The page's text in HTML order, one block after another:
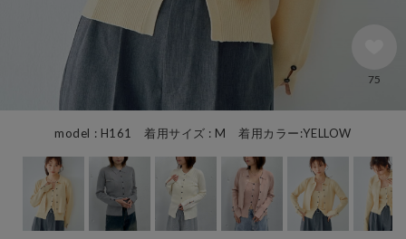
model : H161 着用サイズ : M 着用カラー:YELLOW
75